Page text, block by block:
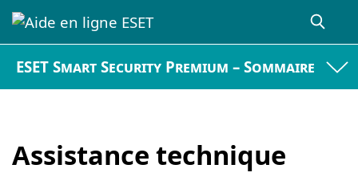
ESET Smart Security Premium – Sommaire
Assistance technique